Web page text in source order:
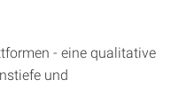
- eine qualitative
und